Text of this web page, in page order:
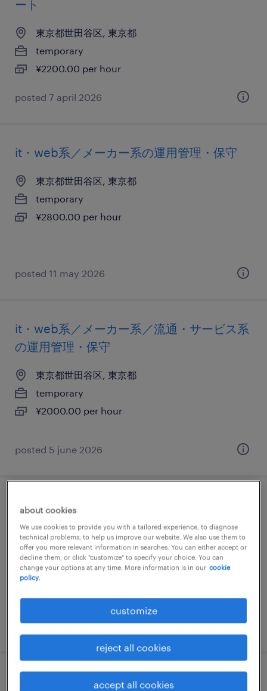
ート
東京都世田谷区, 東京都
temporary
¥2200.00 per hour
posted 7 april 2026
it・web系／メーカー系の運用管理・保守
東京都世田谷区, 東京都
temporary
¥2800.00 per hour
posted 11 may 2026
it・web系／メーカー系／流通・サービス系
の運用管理・保守
東京都世田谷区, 東京都
temporary
¥2000.00 per hour
posted 5 june 2026
it・web系／メーカー系／流通・サービス系
の運用管理・保守
東京都世田谷区, 東京都
temporary
posted 29 june 2026
it・web系／メーカー系／流通・サービス系
about cookies
We use cookies to provide you with a tailored experience, to diagnose
technical problems, to help us improve our website. We also use them to
offer you more relevant information in searches. You can either accept or
decline them, or click "customize" to specify your choice. You can
change your options at any time. More information is in our cookie
policy.
customize
reject all cookies
accept all cookies